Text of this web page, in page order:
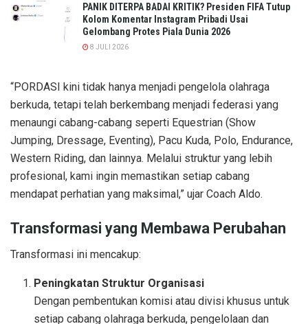
PANIK DITERPA BADAI KRITIK? Presiden FIFA Tutup
Kolom Komentar Instagram Pribadi Usai
Gelombang Protes Piala Dunia 2026
8 JULI 2026
“PORDASI kini tidak hanya menjadi pengelola olahraga
berkuda, tetapi telah berkembang menjadi federasi yang
menaungi cabang-cabang seperti Equestrian (Show
Jumping, Dressage, Eventing), Pacu Kuda, Polo, Endurance,
Western Riding, dan lainnya. Melalui struktur yang lebih
profesional, kami ingin memastikan setiap cabang
mendapat perhatian yang maksimal,” ujar Coach Aldo.
Transformasi yang Membawa Perubahan
Transformasi ini mencakup:
Peningkatan Struktur Organisasi
Dengan pembentukan komisi atau divisi khusus untuk
setiap cabang olahraga berkuda, pengelolaan dan